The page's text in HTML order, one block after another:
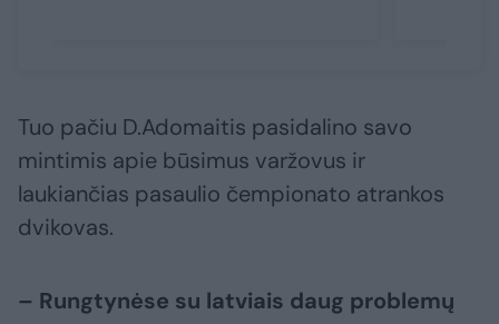
Tuo pačiu D.Adomaitis pasidalino savo
mintimis apie būsimus varžovus ir
laukiančias pasaulio čempionato atrankos
dvikovas.
– Rungtynėse su latviais daug problemų